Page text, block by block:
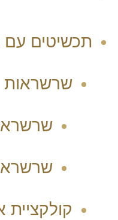
תכשיטים עם
שרשראות